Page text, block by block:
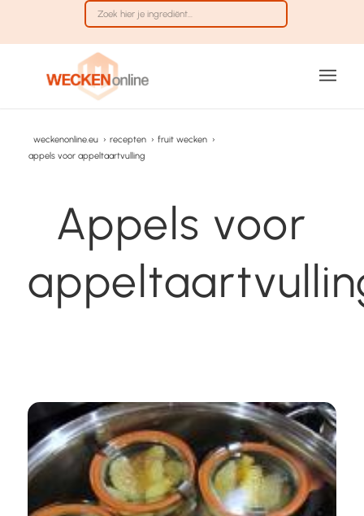
weckenonline.eu › recepten › fruit wecken ›
appels voor appeltaartvulling
Appels voor